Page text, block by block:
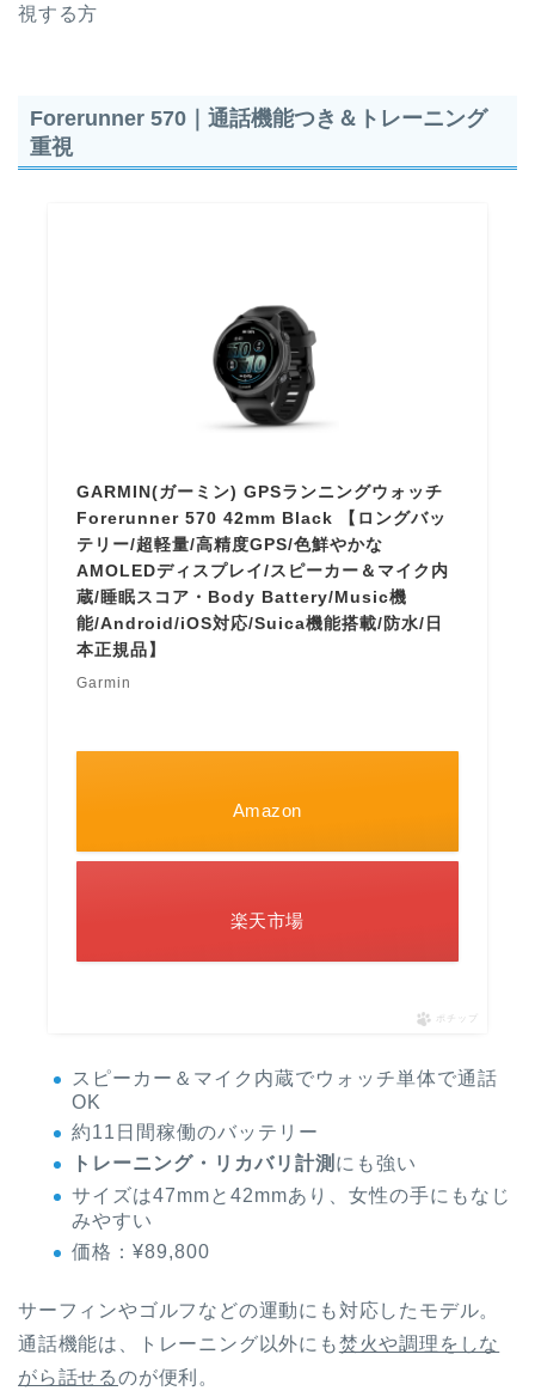
視する方
Forerunner 570｜通話機能つき＆トレーニング
重視
GARMIN(ガーミン) GPSランニングウォッチ
Forerunner 570 42mm Black 【ロングバッ
テリー/超軽量/高精度GPS/色鮮やかな
AMOLEDディスプレイ/スピーカー＆マイク内
蔵/睡眠スコア・Body Battery/Music機
能/Android/iOS対応/Suica機能搭載/防水/日
本正規品】
Garmin
Amazon
楽天市場
ポチップ
スピーカー＆マイク内蔵でウォッチ単体で通話
OK
約11日間稼働のバッテリー
トレーニング・リカバリ計測 にも強い
サイズは47mmと42mmあり、女性の手にもなじ
みやすい
価格：¥89,800
サーフィンやゴルフなどの運動にも対応したモデル。
通話機能は、トレーニング以外にも焚火や調理をしな
がら話せるのが便利。